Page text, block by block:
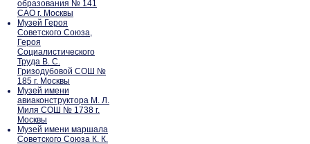
образования № 141
САО г. Москвы
Музей Героя
Советского Союза,
Героя
Социалистического
Труда В. С.
Гризодубовой СОШ №
185 г. Москвы
Музей имени
авиаконструктора М. Л.
Миля СОШ № 1738 г.
Москвы
Музей имени маршала
Советского Союза К. К.